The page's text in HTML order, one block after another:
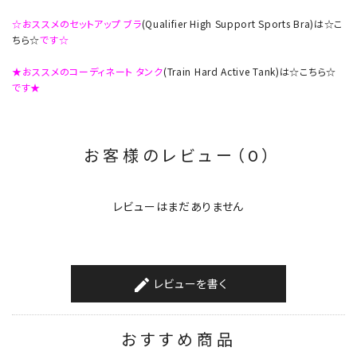
☆おススメのセットアップ ブラ(Qualifier High Support Sports Bra)は☆こ
ちら☆です☆
★おススメのコーディネート タンク(Train Hard Active Tank)は☆こちら☆
です★
お客様のレビュー（0）
レビューはまだありません
create レビューを書く
おすすめ商品